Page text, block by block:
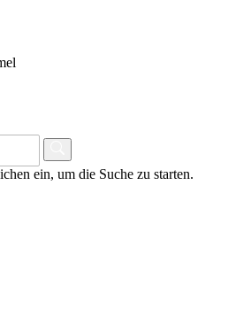
ein, um die Suche zu starten.